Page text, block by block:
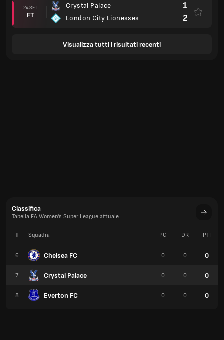
24 SET
FT
Crystal Palace
London City Lionesses
1
2
Visualizza tutti i risultati recenti
Classifica
Tabella FA Women's Super League attuale
# Squadra
6 Chelsea FC
7 Crystal Palace
8 Everton FC
PG DR PTI
0 0 0
0 0 0
0 0 0